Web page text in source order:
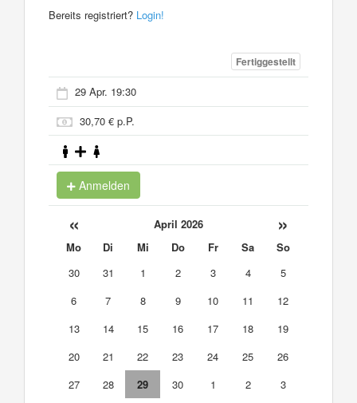
Bereits registriert? Login!
Fertiggestellt
29 Apr. 19:30
30,70 € p.P.
Anmelden
« April 2026 »
Mo Di Mi Do Fr Sa
So
30
31 1 2 3 4
5
6
7 8 9 10 11
12
13
14 15 16 17 18
19
20
21 22 23 24 25
26
27
28 29 30 1 2
3